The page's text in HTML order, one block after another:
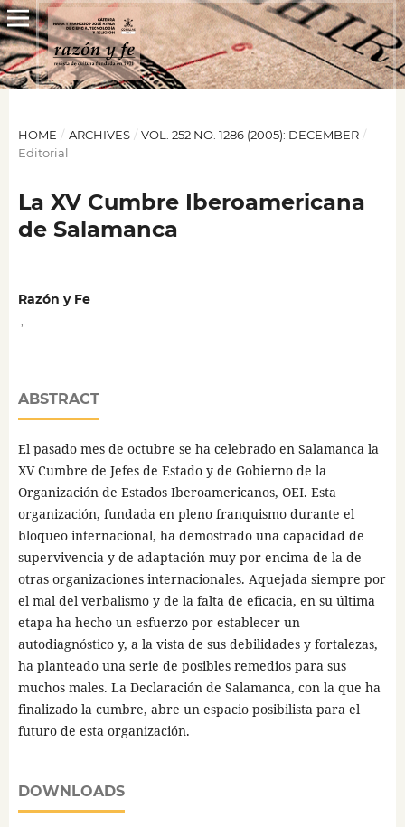
HOME / ARCHIVES / VOL. 252 NO. 1286 (2005): DECEMBER /
Editorial
La XV Cumbre Iberoamericana
de Salamanca
Razón y Fe
ABSTRACT
El pasado mes de octubre se ha celebrado en Salamanca la
XV Cumbre de Jefes de Estado y de Gobierno de la
Organización de Estados Iberoamericanos, OEI. Esta
organización, fundada en pleno franquismo durante el
bloqueo internacional, ha demostrado una capacidad de
supervivencia y de adaptación muy por encima de la de
otras organizaciones internacionales. Aquejada siempre por
el mal del verbalismo y de la falta de eficacia, en su última
etapa ha hecho un esfuerzo por establecer un
autodiagnóstico y, a la vista de sus debilidades y fortalezas,
ha planteado una serie de posibles remedios para sus
muchos males. La Declaración de Salamanca, con la que ha
finalizado la cumbre, abre un espacio posibilista para el
futuro de esta organización.
DOWNLOADS